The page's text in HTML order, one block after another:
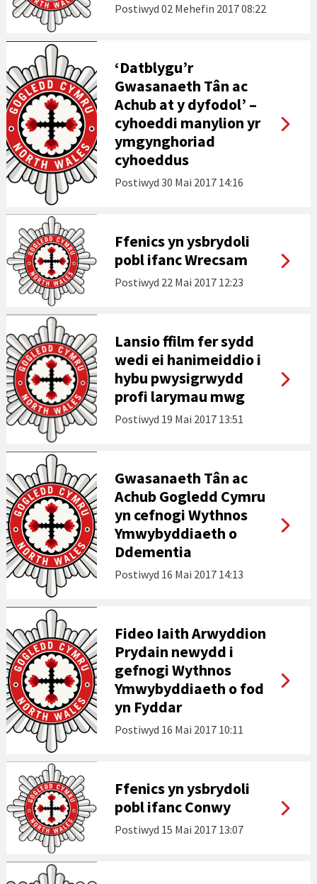
Postiwyd 02 Mehefin 2017 08:22
‘Datblygu’r
Gwasanaeth Tân ac
Achub at y dyfodol’ –
cyhoeddi manylion yr
ymgynghoriad
cyhoeddus
Postiwyd 30 Mai 2017 14:16
Ffenics yn ysbrydoli
pobl ifanc Wrecsam
Postiwyd 22 Mai 2017 12:23
Lansio ffilm fer sydd
wedi ei hanimeiddio i
hybu pwysigrwydd
profi larymau mwg
Postiwyd 19 Mai 2017 13:51
Gwasanaeth Tân ac
Achub Gogledd Cymru
yn cefnogi Wythnos
Ymwybyddiaeth o
Ddementia
Postiwyd 16 Mai 2017 14:13
Fideo Iaith Arwyddion
Prydain newydd i
gefnogi Wythnos
Ymwybyddiaeth o fod
yn Fyddar
Postiwyd 16 Mai 2017 10:11
Ffenics yn ysbrydoli
pobl ifanc Conwy
Postiwyd 15 Mai 2017 13:07